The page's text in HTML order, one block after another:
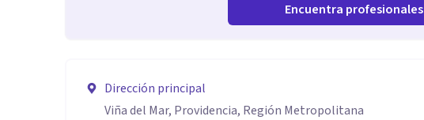
Encuentra profesionales
Dirección principal
Viña del Mar, Providencia, Región Metropolitana